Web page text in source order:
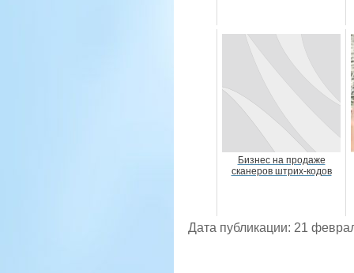
Бизнес на продаже
сканеров штрих-кодов
Дата публикации: 21